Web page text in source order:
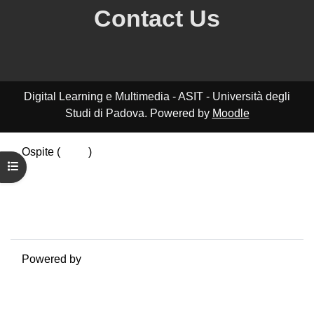
Apri indice del corso
Contact Us
Digital Learning e Multimedia - ASIT - Università degli
Studi di Padova. Powered by Moodle
Ospite (
)
Riepilogo della conservazione dei dati
Powered by